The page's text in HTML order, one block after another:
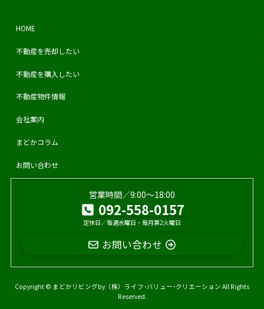
HOME
不動産を売却したい
不動産を購入したい
不動産物件情報
会社案内
まどかコラム
お問い合わせ
営業時間／9:00〜18:00
092-558-0157
定休日／毎週水曜日・毎月第2火曜日
お問い合わせ
Copyright © まどかリビングby（株）ライフ･バリュー･クリエーション All Rights
Reserved.